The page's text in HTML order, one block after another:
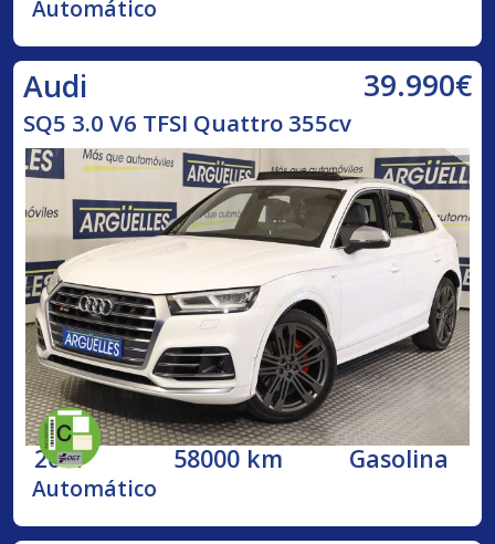
Automático
Audi 39.990€
SQ5 3.0 V6 TFSI Quattro 355cv
2017 58000 km Gasolina
Automático